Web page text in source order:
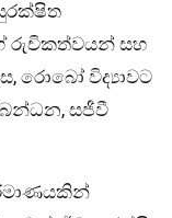
රුචිකත්වයන් සහ
රොබෝ විද්‍යාවට
සජීවී